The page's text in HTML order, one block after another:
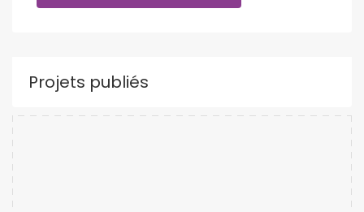
Projets publiés